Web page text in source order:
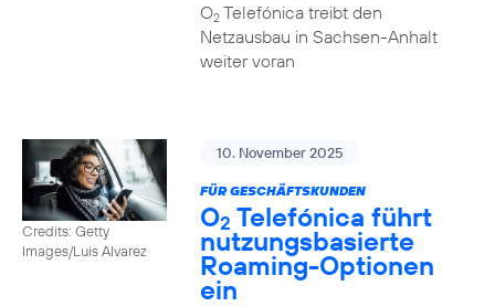
O2Telefónica treibt den
Netzausbau in Sachsen-Anhalt
weiter voran
Credits: Getty
Images/Luis Alvarez
10. November 2025
FÜR GESCHÄFTSKUNDEN
O2 Telefónica führt
nutzungs­basierte
Roaming-Optionen
ein